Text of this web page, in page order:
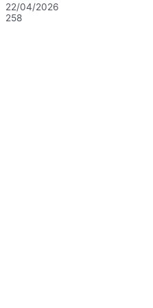
22/04/2026
258